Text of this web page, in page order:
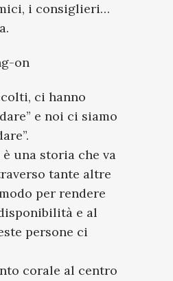
i consiglieri…
ci hanno
e noi ci siamo
è una storia che va
tante altre
per rendere
e al
persone ci
corale al centro